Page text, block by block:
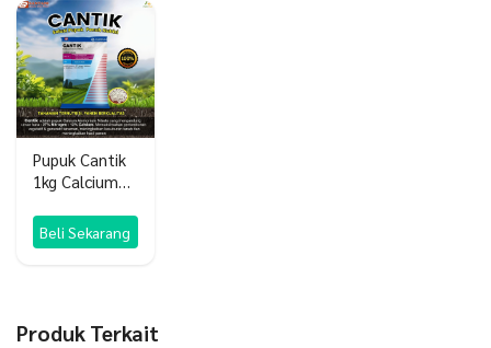
Pupuk Cantik
1kg Calcium
Nitrate
Beli Sekarang
Produk Terkait